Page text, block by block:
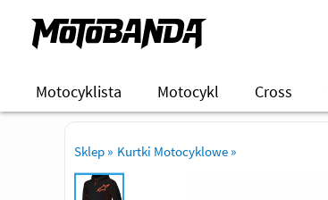
Motocyklista Motocykl Cross
Sklep » Kurtki Motocyklowe »